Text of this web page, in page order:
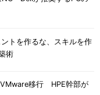
トを作るな、スキルを作
術
移行 HPE幹部が